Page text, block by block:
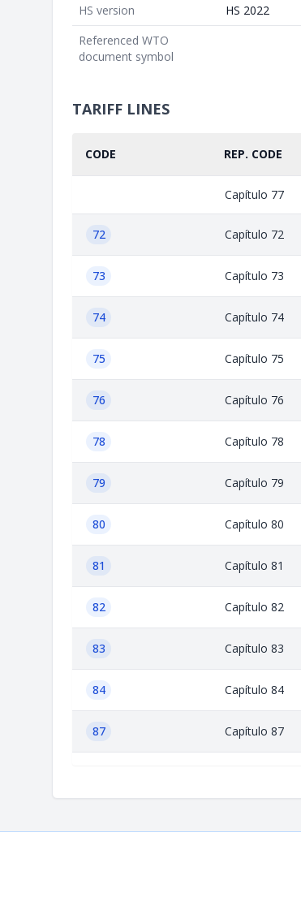
HS version
HS 2022
Referenced WTO
document symbol
TARIFF LINES
CODE REP. CODE
Capítulo 77
72 Capítulo 72
73 Capítulo 73
74 Capítulo 74
75 Capítulo 75
76 Capítulo 76
78 Capítulo 78
79 Capítulo 79
80 Capítulo 80
81 Capítulo 81
82 Capítulo 82
83 Capítulo 83
84 Capítulo 84
87 Capítulo 87